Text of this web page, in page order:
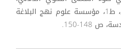
تأليف: رضي فاهم عيدان، ط1، مؤسسة علوم نهج البلاغة
148-150.